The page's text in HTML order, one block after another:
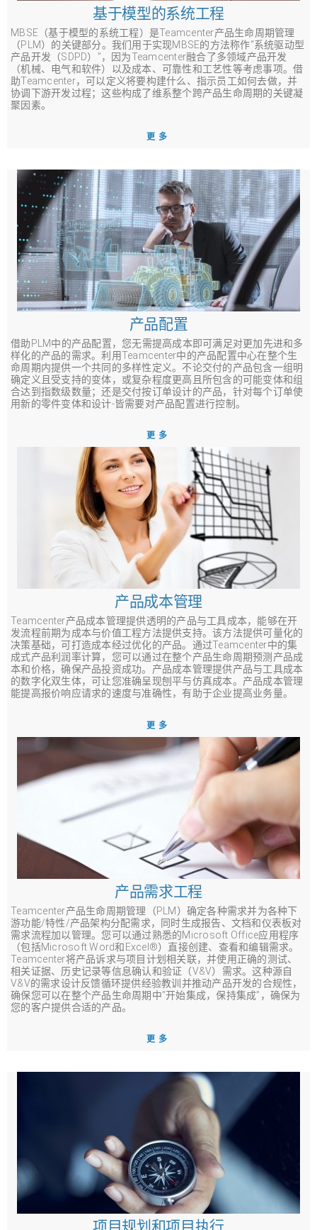
基于模型的系统工程
MBSE（基于模型的系统工程）是Teamcenter产品生命周期管理
（PLM）的关键部分。我们用于实现MBSE的方法称作“系统驱动型
产品开发（SDPD）”，因为Teamcenter融合了多领域产品开发
（机械、电气和软件）以及成本、可靠性和工艺性等考虑事项。借
助Teamcenter，可以定义将要构建什么、指示员工如何去做，并
协调下游开发过程；这些构成了维系整个跨产品生命周期的关键凝
聚因素。
更多
产品配置
借助PLM中的产品配置，您无需提高成本即可满足对更加先进和多
样化的产品的需求。利用Teamcenter中的产品配置中心在整个生
命周期内提供一个共同的多样性定义。不论交付的产品包含一组明
确定义且受支持的变体，或复杂程度更高且所包含的可能变体和组
合达到指数级数量；还是交付按订单设计的产品，针对每个订单使
用新的零件变体和设计-皆需要对产品配置进行控制。
更多
产品成本管理
Teamcenter产品成本管理提供透明的产品与工具成本，能够在开
发流程前期为成本与价值工程方法提供支持。该方法提供可量化的
决策基础，可打造成本经过优化的产品。通过Teamcenter中的集
成式产品利润率计算，您可以通过在整个产品生命周期预测产品成
本和价格，确保产品投资成功。产品成本管理提供产品与工具成本
的数字化双生体，可让您准确呈现刨平与仿真成本。产品成本管理
能提高报价响应请求的速度与准确性，有助于企业提高业务量。
更多
产品需求工程
Teamcenter产品生命周期管理（PLM）确定各种需求并为各种下
游功能/特性/产品架构分配需求，同时生成报告、文档和仪表板对
需求流程加以管理。您可以通过熟悉的Microsoft Office应用程序
（包括Microsoft Word和Excel®）直接创建、查看和编辑需求。
Teamcenter将产品诉求与项目计划相关联，并使用正确的测试、
相关证据、历史记录等信息确认和验证（V&V）需求。这种源自
V&V的需求设计反馈循环提供经验教训并推动产品开发的合规性，
确保您可以在整个产品生命周期中“开始集成，保持集成”，确保为
您的客户提供合适的产品。
更多
项目规划和项目执行